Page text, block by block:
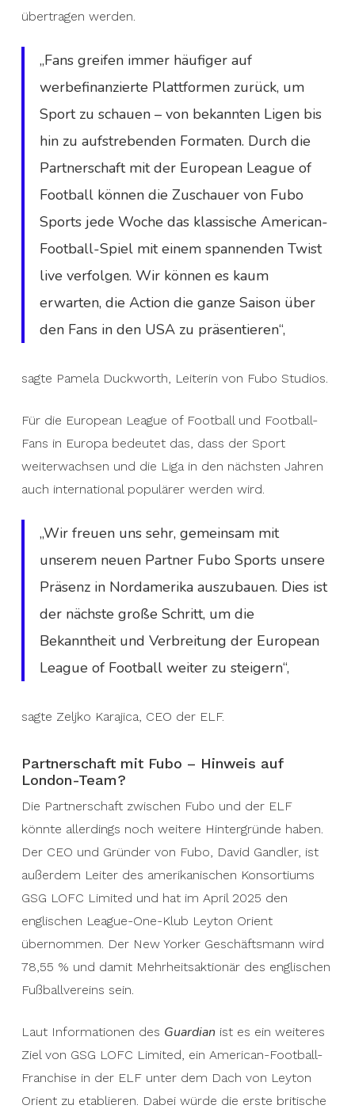
übertragen werden.
„Fans greifen immer häufiger auf
werbefinanzierte Plattformen zurück, um
Sport zu schauen – von bekannten Ligen bis
hin zu aufstrebenden Formaten. Durch die
Partnerschaft mit der European League of
Football können die Zuschauer von Fubo
Sports jede Woche das klassische American-
Football-Spiel mit einem spannenden Twist
live verfolgen. Wir können es kaum
erwarten, die Action die ganze Saison über
den Fans in den USA zu präsentieren“,
sagte Pamela Duckworth, Leiterin von Fubo Studios.
Für die European League of Football und Football-
Fans in Europa bedeutet das, dass der Sport
weiterwachsen und die Liga in den nächsten Jahren
auch international populärer werden wird.
„Wir freuen uns sehr, gemeinsam mit
unserem neuen Partner Fubo Sports unsere
Präsenz in Nordamerika auszubauen. Dies ist
der nächste große Schritt, um die
Bekanntheit und Verbreitung der European
League of Football weiter zu steigern“,
sagte Zeljko Karajica, CEO der ELF.
Partnerschaft mit Fubo – Hinweis auf
London-Team?
Die Partnerschaft zwischen Fubo und der ELF
könnte allerdings noch weitere Hintergründe haben.
Der CEO und Gründer von Fubo, David Gandler, ist
außerdem Leiter des amerikanischen Konsortiums
GSG LOFC Limited und hat im April 2025 den
englischen League-One-Klub Leyton Orient
übernommen. Der New Yorker Geschäftsmann wird
78,55 % und damit Mehrheitsaktionär des englischen
Fußballvereins sein.
Laut Informationen des Guardian ist es ein weiteres
Ziel von GSG LOFC Limited, ein American-Football-
Franchise in der ELF unter dem Dach von Leyton
Orient zu etablieren. Dabei würde die erste britische